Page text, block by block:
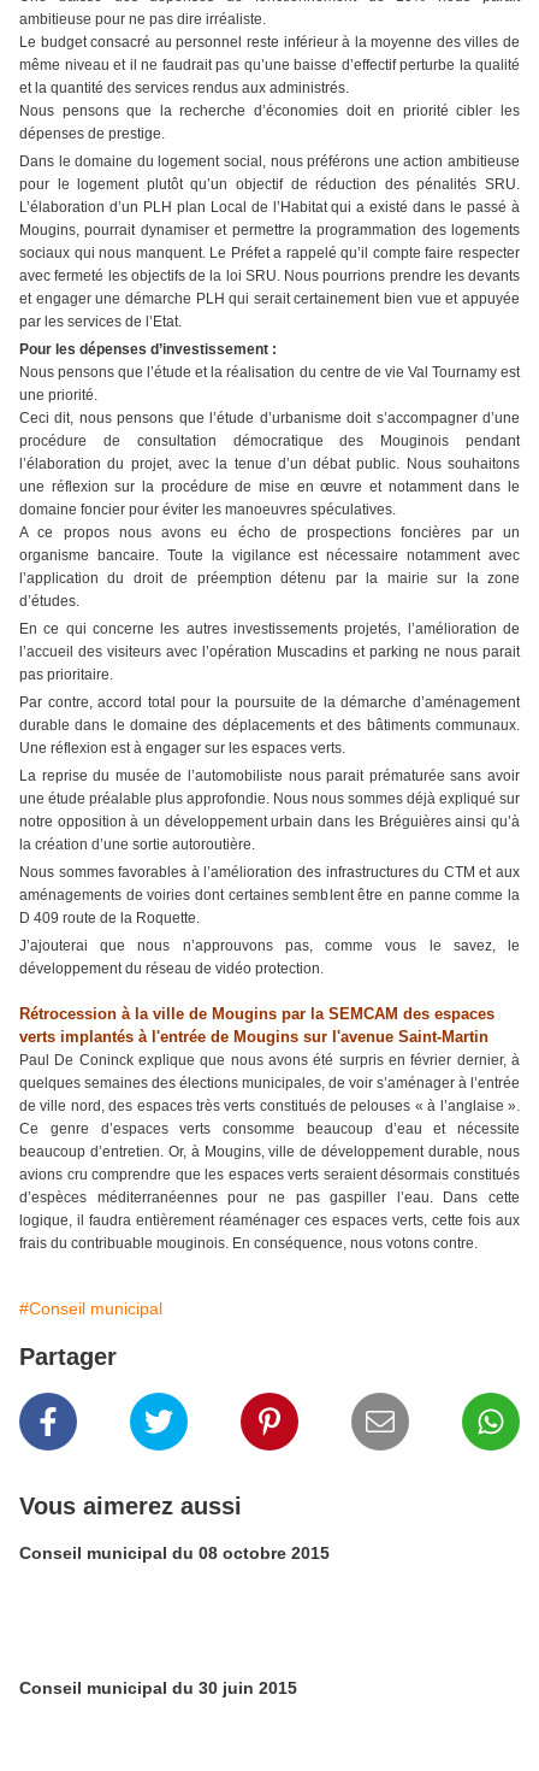
ambitieuse pour ne pas dire irréaliste.
Le budget consacré au personnel reste inférieur à la moyenne des villes de
même niveau et il ne faudrait pas qu’une baisse d’effectif perturbe la qualité
et la quantité des services rendus aux administrés.
Nous pensons que la recherche d’économies doit en priorité cibler les
dépenses de prestige.
Dans le domaine du logement social, nous préférons une action ambitieuse
pour le logement plutôt qu’un objectif de réduction des pénalités SRU.
L’élaboration d’un PLH plan Local de l’Habitat qui a existé dans le passé à
Mougins, pourrait dynamiser et permettre la programmation des logements
sociaux qui nous manquent. Le Préfet a rappelé qu’il compte faire respecter
avec fermeté les objectifs de la loi SRU. Nous pourrions prendre les devants
et engager une démarche PLH qui serait certainement bien vue et appuyée
par les services de l’Etat.
Pour les dépenses d’investissement :
Nous pensons que l’étude et la réalisation du centre de vie Val Tournamy est
une priorité.
Ceci dit, nous pensons que l’étude d’urbanisme doit s’accompagner d’une
procédure de consultation démocratique des Mouginois pendant
l’élaboration du projet, avec la tenue d’un débat public. Nous souhaitons
une réflexion sur la procédure de mise en œuvre et notamment dans le
domaine foncier pour éviter les manoeuvres spéculatives.
A ce propos nous avons eu écho de prospections foncières par un
organisme bancaire. Toute la vigilance est nécessaire notamment avec
l’application du droit de préemption détenu par la mairie sur la zone
d’études.
En ce qui concerne les autres investissements projetés, l’amélioration de
l’accueil des visiteurs avec l’opération Muscadins et parking ne nous parait
pas prioritaire.
Par contre, accord total pour la poursuite de la démarche d’aménagement
durable dans le domaine des déplacements et des bâtiments communaux.
Une réflexion est à engager sur les espaces verts.
La reprise du musée de l’automobiliste nous parait prématurée sans avoir
une étude préalable plus approfondie. Nous nous sommes déjà expliqué sur
notre opposition à un développement urbain dans les Bréguières ainsi qu’à
la création d’une sortie autoroutière.
Nous sommes favorables à l’amélioration des infrastructures du CTM et aux
aménagements de voiries dont certaines semblent être en panne comme la
D 409 route de la Roquette.
J’ajouterai que nous n’approuvons pas, comme vous le savez, le
développement du réseau de vidéo protection.
Rétrocession à la ville de Mougins par la SEMCAM des espaces
verts implantés à l'entrée de Mougins sur l'avenue Saint-Martin
Paul De Coninck explique que nous avons été surpris en février dernier, à
quelques semaines des élections municipales, de voir s’aménager à l’entrée
de ville nord, des espaces très verts constitués de pelouses « à l’anglaise ».
Ce genre d’espaces verts consomme beaucoup d’eau et nécessite
beaucoup d’entretien. Or, à Mougins, ville de développement durable, nous
avions cru comprendre que les espaces verts seraient désormais constitués
d’espèces méditerranéennes pour ne pas gaspiller l’eau. Dans cette
logique, il faudra entièrement réaménager ces espaces verts, cette fois aux
frais du contribuable mouginois. En conséquence, nous votons contre.
#Conseil municipal
Partager
Vous aimerez aussi
Conseil municipal du 08 octobre 2015
Conseil municipal du 30 juin 2015